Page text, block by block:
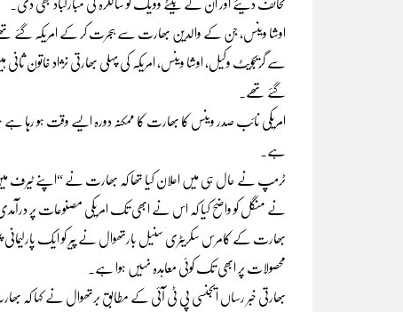
اوشا وینس، جن کے والدین بھارت سے ہجرت کر کے امریکہ گئے تھے،
گئے تھے۔
امریکی نائب صدر وینس کا بھارت کا ممکنہ دورہ ایسے وقت ہو
ہے۔
ٹرمپ نے حال ہی میں اعلان کیا تھا کہ بھارت نے “اپنے ٹیرف
نے منگل کو واضح کیا کہ اس نے ابھی تک امریکی مصنوعات پر
بھارت کے کامرس سکریٹری سنیل بارتھوال نے پیر کو ایک
محصولات پر ابھی تک کوئی معاہدہ نہیں ہوا ہے۔
بھارتی خبر رساں ایجنسی پی ٹی آئی کے مطابق برتھوال نے کہا